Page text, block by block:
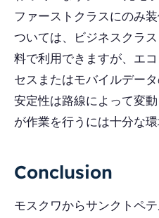
ファーストクラスにのみ
ついては、ビジネスクラ
料で利用できますが、エ
セスまたはモバイルデー
安定性は路線によって変
が作業を行うには十分な環
Conclusion
モスクワからサンクトペ